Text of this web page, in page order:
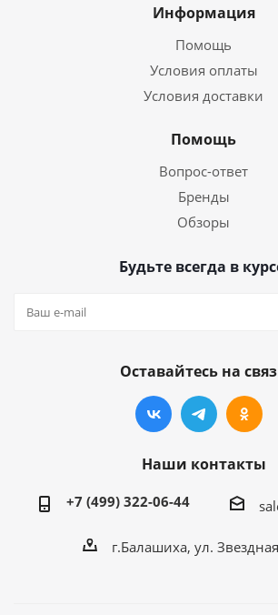
Информация
Помощь
Условия оплаты
Условия доставки
Помощь
Вопрос-ответ
Бренды
Обзоры
Будьте всегда в
Оставайтесь на
Наши контакты
+7 (499) 322-06-44
г.Балашиха, ул.